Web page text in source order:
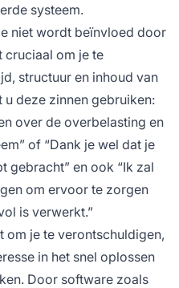
systeem.
niet wordt beïnvloed door
cruciaal om je te
structuur en inhoud van
u deze zinnen gebruiken:
over de overbelasting en
of “Dank je wel dat je
gebracht” en ook “Ik zal
om ervoor te zorgen
is verwerkt.”
om je te verontschuldigen,
in het snel oplossen
Door software zoals